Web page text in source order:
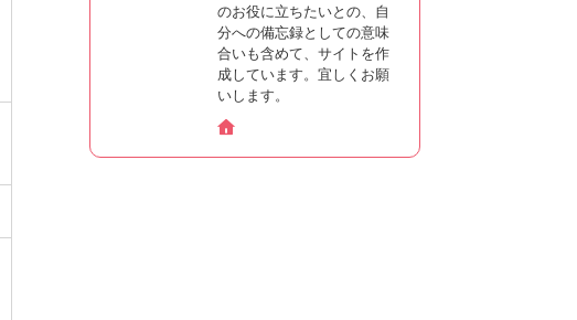
のお役に立ちたいとの、自
分への備忘録としての意味
合いも含めて、サイトを作
成しています。宜しくお願
いします。